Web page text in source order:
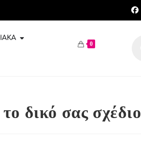
0
δικό σας σχέδιο